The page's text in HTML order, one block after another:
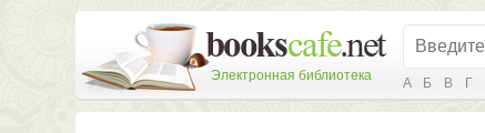
Электронная библиотека А Б В Г